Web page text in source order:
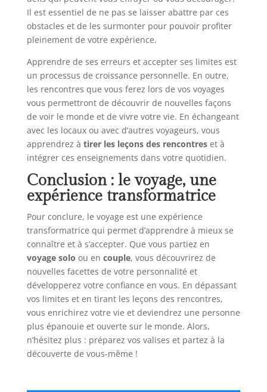
Il est essentiel de ne pas se laisser abattre par ces
obstacles et de les surmonter pour pouvoir profiter
pleinement de votre expérience.
Apprendre de ses erreurs et accepter ses limites est
un processus de croissance personnelle. En outre,
les rencontres que vous ferez lors de vos voyages
vous permettront de découvrir de nouvelles façons
de voir le monde et de vivre votre vie. En échangeant
avec les locaux ou avec d’autres voyageurs, vous
apprendrez à tirer les leçons des rencontreset à
intégrer ces enseignements dans votre quotidien.
Conclusion : le voyage, une
expérience transformatrice
Pour conclure, le voyage est une expérience
transformatrice qui permet d’apprendre à mieux se
connaître et à s’accepter. Que vous partiez en
voyage solo ou en couple, vous découvrirez de
nouvelles facettes de votre personnalité et
développerez votre confiance en vous. En dépassant
vos limites et en tirant les leçons des rencontres,
vous enrichirez votre vie et deviendrez une personne
plus épanouie et ouverte sur le monde. Alors,
n’hésitez plus : préparez vos valises et partez à la
découverte de vous-même !